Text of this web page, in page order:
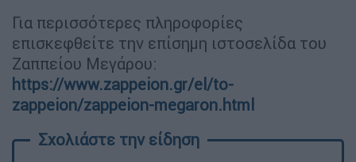
Για περισσότερες πληροφορίες
επισκεφθείτε την επίσημη ιστοσελίδα του
Ζαππείου Μεγάρου:
https://www.zappeion.gr/el/to-
zappeion/zappeion-megaron.html